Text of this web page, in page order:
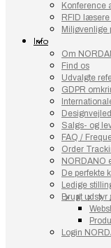
Konference
RFID
Miljøvenlige
Info
Om
Find os
Udvalgte
GDPR
Salgs- og
FAQ /
Order
NORDANO
De perfekte
Ledige
Brugt udstyr
Login